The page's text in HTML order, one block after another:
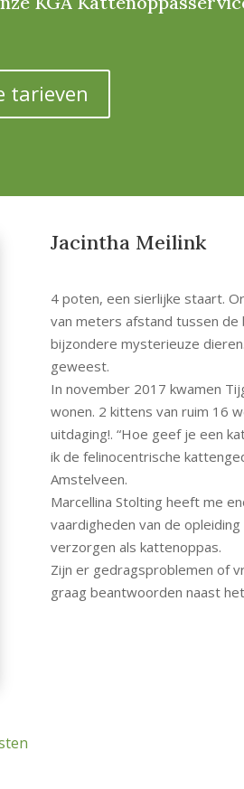
tarieven
Jacintha Meilink
4 poten, een sierlijke staart.
van meters afstand tussen
bijzondere mysterieuze
geweest.
In november 2017 kwamen
wonen. 2 kittens van ruim 16
uitdaging!. “Hoe geef je een
ik de felinocentrische
Amstelveen.
Marcellina Stolting heeft me
vaardigheden van de
verzorgen als kattenoppas.
Zijn er gedragsproblemen of
graag beantwoorden naast